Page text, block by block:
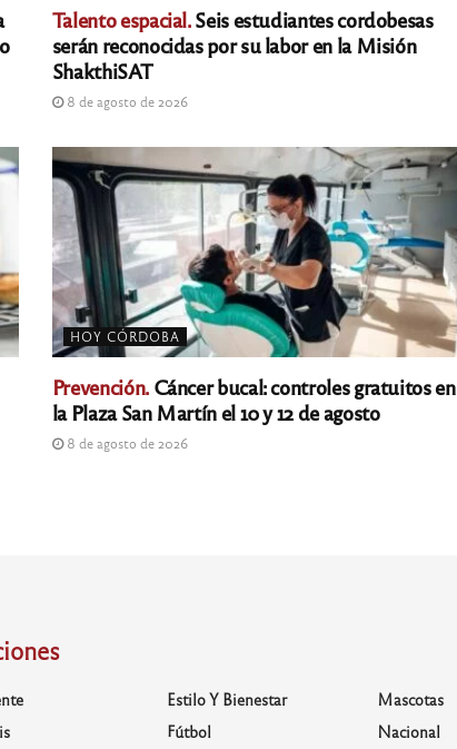
Talento espacial.Seis estudiantes cordobesas
serán reconocidas por su labor en la Misión
ShakthiSAT
8 de agosto de 2026
HOY CÓRDOBA
Prevención.Cáncer bucal: controles gratuitos en
la Plaza San Martín el 10 y 12 de agosto
8 de agosto de 2026
Estilo Y Bienestar
Fútbol
Mascotas
Nacional